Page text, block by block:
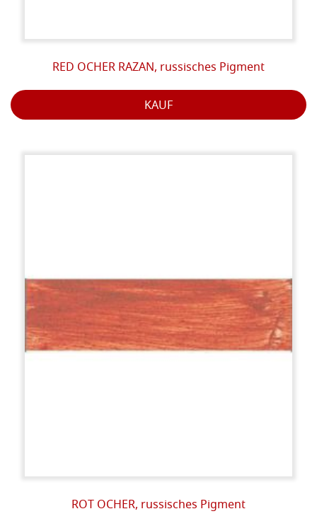
RED OCHER RAZAN, russisches Pigment
KAUF
ROT OCHER, russisches Pigment